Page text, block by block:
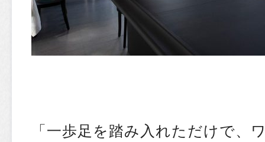
「一歩足を踏み入れただけで、